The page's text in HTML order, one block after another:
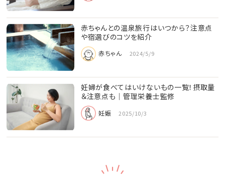
赤ちゃんとの温泉旅行はいつから？注意点
や宿選びのコツを紹介
赤ちゃん 2024/5/9
妊婦が食べてはいけないもの一覧！摂取量
＆注意点も│管理栄養士監修
妊娠 2025/10/3